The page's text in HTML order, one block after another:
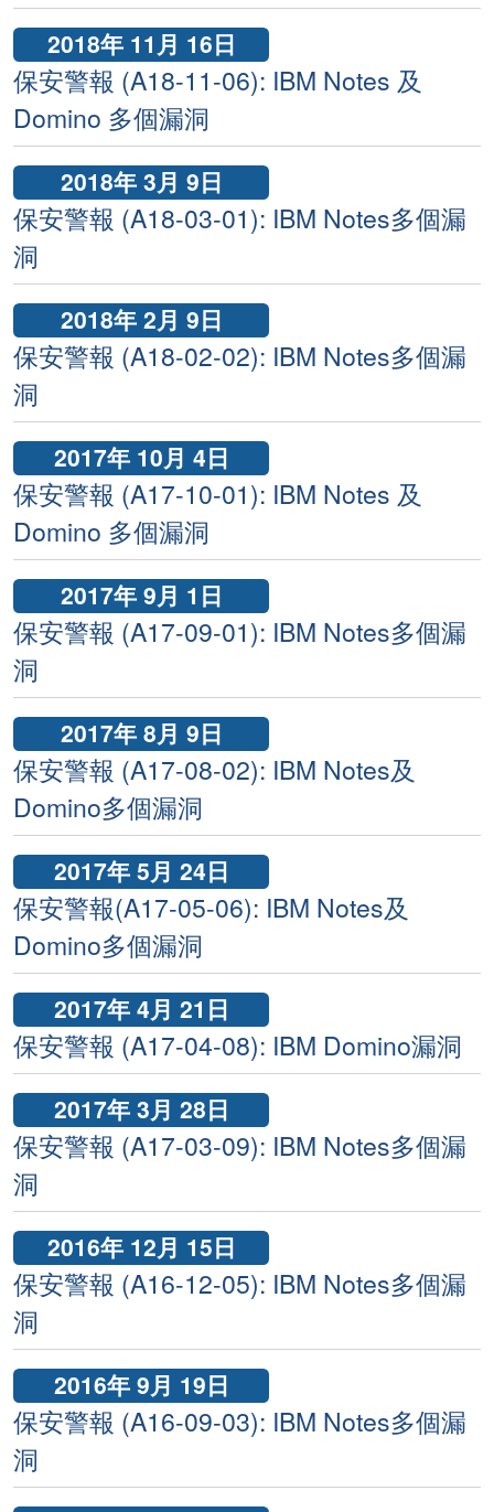
2018年 11月 16日
保安警報 (A18-11-06): IBM Notes 及
Domino 多個漏洞
2018年 3月 9日
保安警報 (A18-03-01): IBM Notes多個漏
洞
2018年 2月 9日
保安警報 (A18-02-02): IBM Notes多個漏
洞
2017年 10月 4日
保安警報 (A17-10-01): IBM Notes 及
Domino 多個漏洞
2017年 9月 1日
保安警報 (A17-09-01): IBM Notes多個漏
洞
2017年 8月 9日
保安警報 (A17-08-02): IBM Notes及
Domino多個漏洞
2017年 5月 24日
保安警報(A17-05-06): IBM Notes及
Domino多個漏洞
2017年 4月 21日
保安警報 (A17-04-08): IBM Domino漏洞
2017年 3月 28日
保安警報 (A17-03-09): IBM Notes多個漏
洞
2016年 12月 15日
保安警報 (A16-12-05): IBM Notes多個漏
洞
2016年 9月 19日
保安警報 (A16-09-03): IBM Notes多個漏
洞